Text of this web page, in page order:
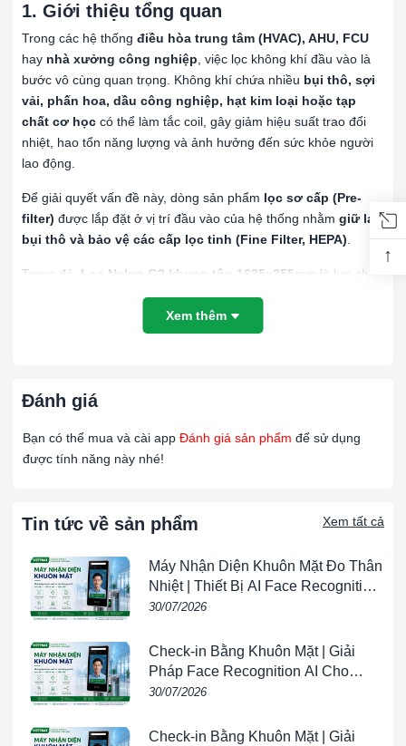
1. Giới thiệu tổng quan
Trong các hệ thống điều hòa trung tâm (HVAC), AHU, FCU
hay nhà xưởng công nghiệp , việc lọc không khí đầu vào là
bước vô cùng quan trọng. Không khí chứa nhiều bụi thô, sợi
vải, phấn hoa, dầu công nghiệp, hạt kim loại hoặc tạp
chất cơ học có thể làm tắc coil, gây giảm hiệu suất trao đổi
nhiệt, hao tổn năng lượng và ảnh hưởng đến sức khỏe người
lao động.
Để giải quyết vấn đề này, dòng sản phẩm lọc sơ cấp (Pre-
filter) được lắp đặt ở vị trí đầu vào của hệ thống nhằm giữ lại
bụi thô và bảo vệ các cấp lọc tinh (Fine Filter, HEPA)
Trong đó, Lọc Nylon G2 khung tôn 1635x355mm
là lựa chọn
chắc chắn, hiệu suất ổn định, tái sử
chi phí vận hành thấp
CÔNG TY CỔ PHẦN KỸ THUẬT VIỆT PHÁT
phòng sơn, điện tử và trung tâm thương mại
2. Thông số kỹ thuật chi tiết
Lọc Nylon G2 khung tôn
Cấp lọc (Filter
Class)
G2 theo EN779 / ISO Coarse 30%
Kích thước
tiêu chuẩn (R
x C)
Xem thêm
Đánh giá
Bạn có thể mua và cài app Đánh giá sản phẩm để sử dụng
được tính năng này nhé!
Tin tức về sản phẩm Xem tất cả
Máy Nhận Diện Khuôn Mặt Đo Thân
Nhiệt | Thiết Bị AI Face Recognition
& Temperature Screening |
30/07/2026
Check-in Bằng Khuôn Mặt | Giải
Pháp Face Recognition AI Cho
Doanh Nghiệp | VIETPHAT
30/07/2026
Check-in Bằng Khuôn Mặt | Giải
↑